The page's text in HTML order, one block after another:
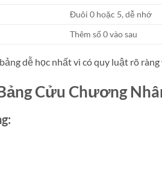
Đuôi 0 hoặc 5, dễ nhớ
Thêm số 0 vào sau
dễ học nhất vì có quy luật rõ ràng
Cửu Chương